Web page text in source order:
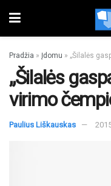
Pradžia » Įdomu » „Šilalės
„Šilalės
virimo
Paulius Liškauskas